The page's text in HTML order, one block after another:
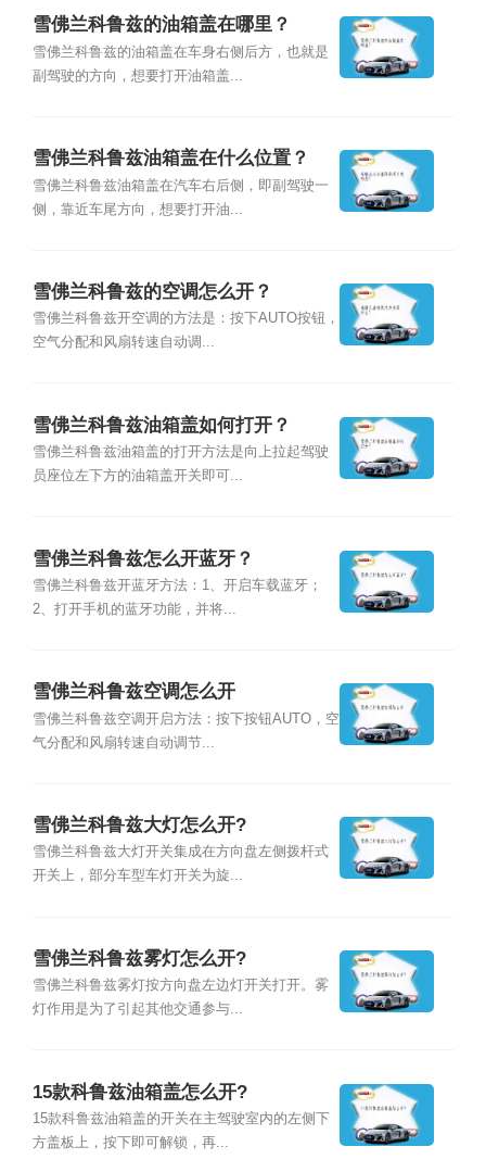
雪佛兰科鲁兹的油箱盖在哪里？
雪佛兰科鲁兹的油箱盖在车身右侧后方，也就是
副驾驶的方向，想要打开油箱盖...
雪佛兰科鲁兹油箱盖在什么位置？
雪佛兰科鲁兹油箱盖在汽车右后侧，即副驾驶一
侧，靠近车尾方向，想要打开油...
雪佛兰科鲁兹的空调怎么开？
雪佛兰科鲁兹开空调的方法是：按下AUTO按钮，
空气分配和风扇转速自动调...
雪佛兰科鲁兹油箱盖如何打开？
雪佛兰科鲁兹油箱盖的打开方法是向上拉起驾驶
员座位左下方的油箱盖开关即可...
雪佛兰科鲁兹怎么开蓝牙？
雪佛兰科鲁兹开蓝牙方法：1、开启车载蓝牙；
2、打开手机的蓝牙功能，并将...
雪佛兰科鲁兹空调怎么开
雪佛兰科鲁兹空调开启方法：按下按钮AUTO，空
气分配和风扇转速自动调节...
雪佛兰科鲁兹大灯怎么开?
雪佛兰科鲁兹大灯开关集成在方向盘左侧拨杆式
开关上，部分车型车灯开关为旋...
雪佛兰科鲁兹雾灯怎么开?
雪佛兰科鲁兹雾灯按方向盘左边灯开关打开。雾
灯作用是为了引起其他交通参与...
15款科鲁兹油箱盖怎么开?
15款科鲁兹油箱盖的开关在主驾驶室内的左侧下
方盖板上，按下即可解锁，再...